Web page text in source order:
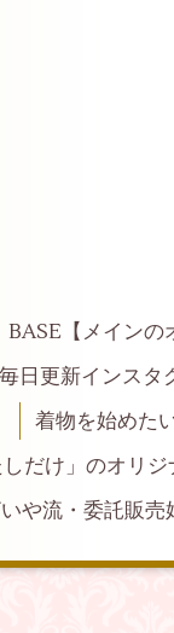
BASE【メインの
毎日更新インスタ
着物を始めた
しだけ」のオリ
いや流・委託販売